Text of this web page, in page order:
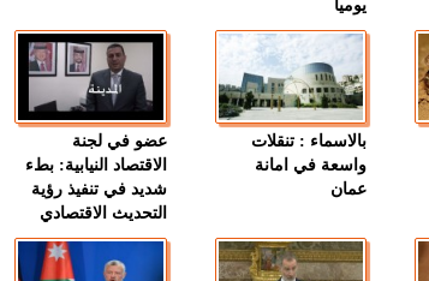
يوميا
بالاسماء : تنقلات
واسعة في امانة
عمان
عضو في لجنة
الاقتصاد النيابية: بطء
شديد في تنفيذ رؤية
التحديث الاقتصادي